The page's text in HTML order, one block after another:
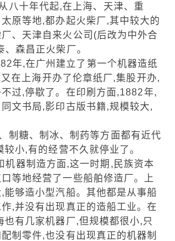
十年代起,在上海、天津、重
原等地,都办起火柴厂,其中较大的
、天津自来火公司(后改为中外合
森昌正火柴厂。
,在广州建立了第一个机器造纸
在上海开办了伦章纸厂,集股开办,
过,停歇了。在印刷方面,1882年,
文书局,影印古版书籍,规模较大,
糖、制冰、制药等方面都有近代
小,有的经营不久就停业了。
制造方面,这一时期,民族资本
等地经营了一些船舶修造厂。上
能够造小型汽船。其他都是从事船
,并没有出现真正的造船工业。在
也有几家机器厂,但规模都很小,只
制零件,也没有出现真正的机器制